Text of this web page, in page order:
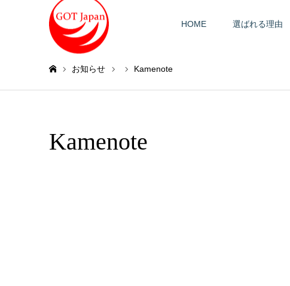
HOME 選ばれる理由
お知らせ Kamenote
Kamenote